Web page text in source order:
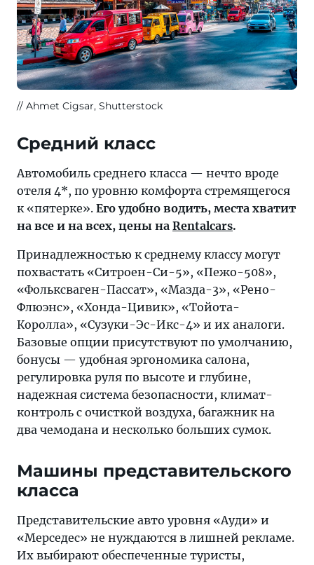
Ahmet Cigsar, Shutterstock
Средний класс
Автомобиль среднего класса — нечто вроде
отеля 4*, по уровню комфорта стремящегося
к «пятерке». Его удобно водить, места хватит
на все и на всех, цены на Rentalcars.
Принадлежностью к среднему классу могут
похвастать «Ситроен-Си-5», «Пежо-508»,
«Фольксваген-Пассат», «Мазда-3», «Рено-
Флюэнс», «Хонда-Цивик», «Тойота-
Королла», «Сузуки-Эс-Икс-4» и их аналоги.
Базовые опции присутствуют по умолчанию,
бонусы — удобная эргономика салона,
регулировка руля по высоте и глубине,
надежная система безопасности, климат-
контроль с очисткой воздуха, багажник на
два чемодана и несколько больших сумок.
Машины представительского
класса
Представительские авто уровня «Ауди» и
«Мерседес» не нуждаются в лишней рекламе.
Их выбирают обеспеченные туристы,